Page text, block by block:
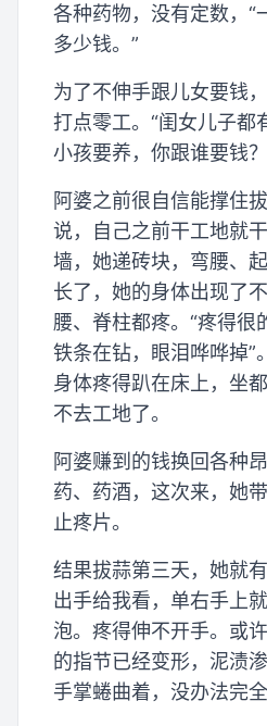
各种药物，没有定数，“
多少钱。”
为了不伸手跟儿女要钱
打点零工。“闺女儿子都
小孩要养，你跟谁要钱
阿婆之前很自信能撑住
说，自己之前干工地就
墙，她递砖块，弯腰、
长了，她的身体出现了
腰、脊柱都疼。“疼得很
铁条在钻，眼泪哗哗掉”
身体疼得趴在床上，坐
不去工地了。
阿婆赚到的钱换回各种
药、药酒，这次来，她
止疼片。
结果拔蒜第三天，她就
出手给我看，单右手上
泡。疼得伸不开手。或
的指节已经变形，泥渍
手掌蜷曲着，没办法完全